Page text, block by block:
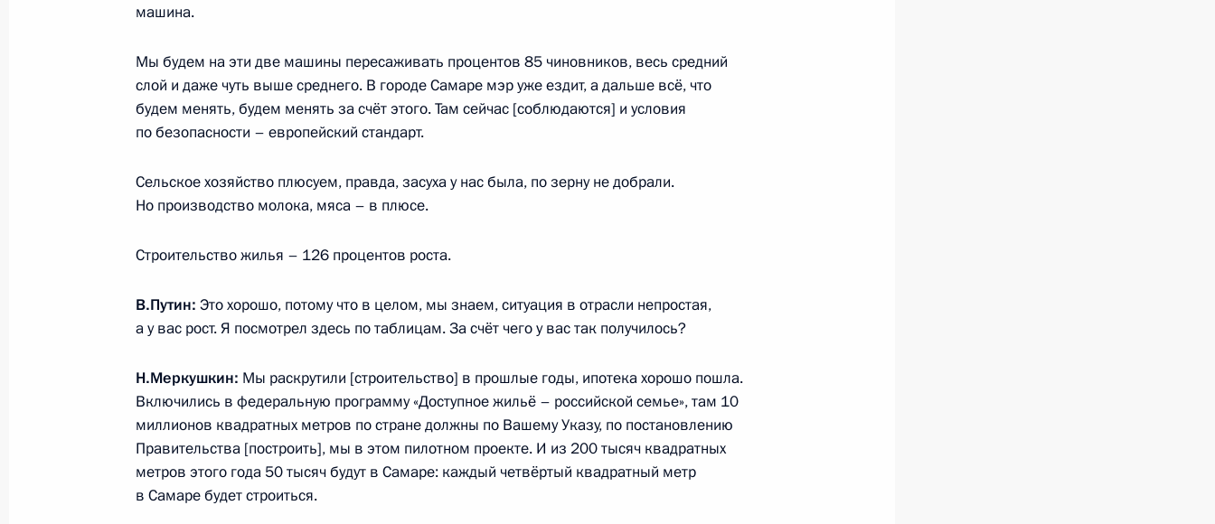
Встреча с женщинами-предпринимателями
7 марта 2018 года, 11:50
7 марта 2018 года, 11:35
6 марта 2018 года, 20:30
Встреча с Дмитрием Азаровым
25 сентября 2017 года, 13:50
машина.
Мы будем на эти две машины пересаживать процентов 85 чиновников, весь средний
слой и даже чуть выше среднего. В городе Самаре мэр уже ездит, а дальше всё, что
будем менять, будем менять за счёт этого. Там сейчас [соблюдаются] и условия
по безопасности – европейский стандарт.
Сельское хозяйство плюсуем, правда, засуха у нас была, по зерну не добрали.
Но производство молока, мяса – в плюсе.
Строительство жилья – 126 процентов роста.
В.Путин: Это хорошо, потому что в целом, мы знаем, ситуация в отрасли непростая,
а у вас рост. Я посмотрел здесь по таблицам. За счёт чего у вас так получилось?
Н.Меркушкин: Мы раскрутили [строительство] в прошлые годы, ипотека хорошо пошла.
Включились в федеральную программу «Доступное жильё – российской семье», там 10
миллионов квадратных метров по стране должны по Вашему Указу, по постановлению
Правительства [построить], мы в этом пилотном проекте. И из 200 тысяч квадратных
метров этого года 50 тысяч будут в Самаре: каждый четвёртый квадратный метр
в Самаре будет строиться.